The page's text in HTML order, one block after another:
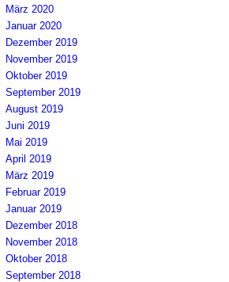
März 2020
Januar 2020
Dezember 2019
November 2019
Oktober 2019
September 2019
August 2019
Juni 2019
Mai 2019
April 2019
März 2019
Februar 2019
Januar 2019
Dezember 2018
November 2018
Oktober 2018
September 2018